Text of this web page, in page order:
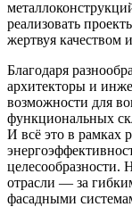
реализовать
жертвуя качеством
Благодаря
архитекторы и
возможности для
функциональных
И всё это в рамках
целесообразности.
отрасли — за
фасадными